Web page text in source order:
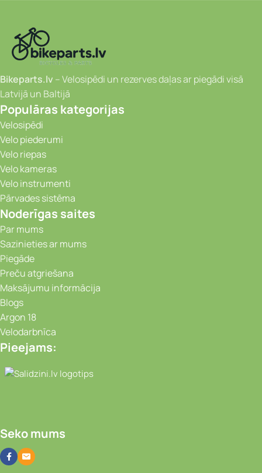
Bikeparts.lv – Velosipēdi un rezerves daļas ar piegādi visā
Latvijā un Baltijā
Populāras kategorijas
Velosipēdi
Velo piederumi
Velo riepas
Velo kameras
Velo instrumenti
Pārvades sistēma
Noderīgas saites
Par mums
Sazinieties ar mums
Piegāde
Preču atgriešana
Maksājumu informācija
Blogs
Argon 18
Velodarbnīca
Pieejams:
Video novērošanas kameras, Portatīvie
Seko mums